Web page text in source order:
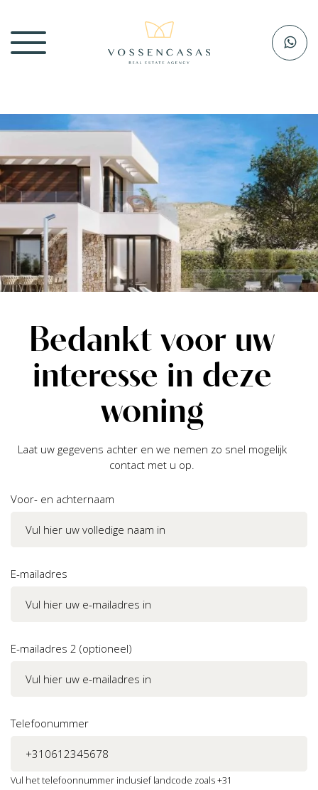
Bedankt voor uw
interesse in deze
woning
Laat uw gegevens achter en we nemen zo snel mogelijk
contact met u op.
Voor- en achternaam
E-mailadres
E-mailadres 2 (optioneel)
Telefoonummer
Vul het telefoonnummer inclusief landcode zoals +31